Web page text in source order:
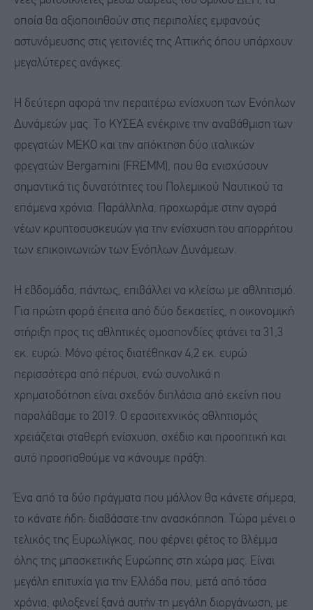
οποία θα αξιοποιηθούν στις περιπολίες εμφανούς
αστυνόμευσης στις γειτονιές της Αττικής όπου υπάρχουν
μεγαλύτερες ανάγκες.
Η δεύτερη αφορά την περαιτέρω ενίσχυση των Ενόπλων
Δυνάμεών μας. Το ΚΥΣΕΑ ενέκρινε την αναβάθμιση των
φρεγατών ΜΕΚΟ και την απόκτηση δύο ιταλικών
φρεγατών Bergamini (FREMM), που θα ενισχύσουν
σημαντικά τις δυνατότητες του Πολεμικού Ναυτικού τα
επόμενα χρόνια. Παράλληλα, προχωράμε στην αγορά
νέων κρυπτοσυσκευών για την ενίσχυση του απορρήτου
των επικοινωνιών των Ενόπλων Δυνάμεων.
Η εβδομάδα, πάντως, επιβάλλει να κλείσω με αθλητισμό.
Για πρώτη φορά έπειτα από δύο δεκαετίες, η οικονομική
στήριξη προς τις αθλητικές ομοσπονδίες φτάνει τα 31,3
εκ. ευρώ. Μόνο φέτος διατέθηκαν 4,2 εκ. ευρώ
περισσότερα από πέρυσι, ενώ συνολικά η
χρηματοδότηση είναι σχεδόν διπλάσια από εκείνη που
παραλάβαμε το 2019. Ο ερασιτεχνικός αθλητισμός
χρειάζεται σταθερή ενίσχυση, σχέδιο και προοπτική και
αυτό προσπαθούμε να κάνουμε πράξη.
Ένα από τα δύο πράγματα που μάλλον θα κάνετε σήμερα,
το κάνατε ήδη: διαβάσατε την ανασκόπηση. Τώρα μένει ο
τελικός της Ευρωλίγκας, που φέρνει φέτος το βλέμμα
όλης της μπασκετικής Ευρώπης στη χώρα μας. Είναι
μεγάλη επιτυχία για την Ελλάδα που, μετά από τόσα
χρόνια, φιλοξενεί ξανά αυτήν τη μεγάλη διοργάνωση, με